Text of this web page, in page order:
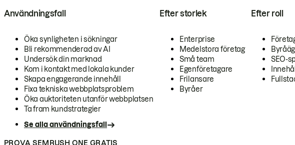
Användningsfall
Öka synligheten i sökningar
Bli rekommenderad av AI
Undersök din marknad
Kom i kontakt med lokala kunder
Skapa engagerande innehåll
Fixa tekniska webbplatsproblem
Öka auktoriteten utanför webbplatsen
Ta fram kundstrategier
Se alla användningsfall
Efter storlek
Enterprise
Medelstora företag
Små team
Egenföretagare
Frilansare
Byråer
Efter roll
SEO-
PROVA SEMRUSH ONE GRATIS